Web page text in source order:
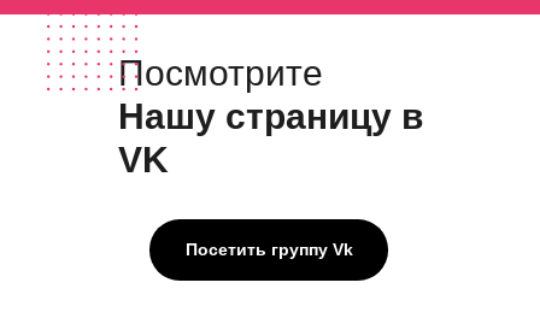
Посмотрите
Нашу страницу в
VK
Посетить группу Vk